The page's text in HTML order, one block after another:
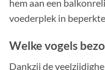
hem aan een
voederplek in
Welke vogels
Dankzij de